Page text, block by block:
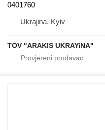
0401760
Ukrajina, Kyiv
TOV "ARAKIS UKRAYiNA"